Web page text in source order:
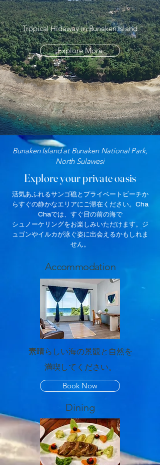
Tropical Hidaway in Bunaken Island
Explore More
Bunaken Island at Bunaken National Park,
North Sulawesi
Explore your private oasis
活気あふれるサンゴ礁とプライベートビーチか
らすぐの静かなエリアにご滞在ください。Cha
Chaでは、すぐ目の前の海で
シュノーケリングをお楽しみいただけます。ジ
ュゴンやイルカが泳ぐ姿に出会えるかもしれま
せん。
Accommodation
素晴らしい海の景観と自然を
満喫してください。
Book Now
Dining